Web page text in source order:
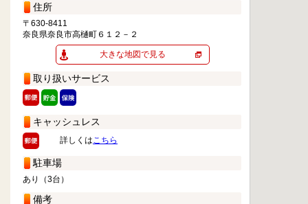
住所
〒630-8411
奈良県奈良市高樋町６１２－２
大きな地図で見る
取り扱いサービス
キャッシュレス
詳しくはこちら
駐車場
あり（3台）
備考